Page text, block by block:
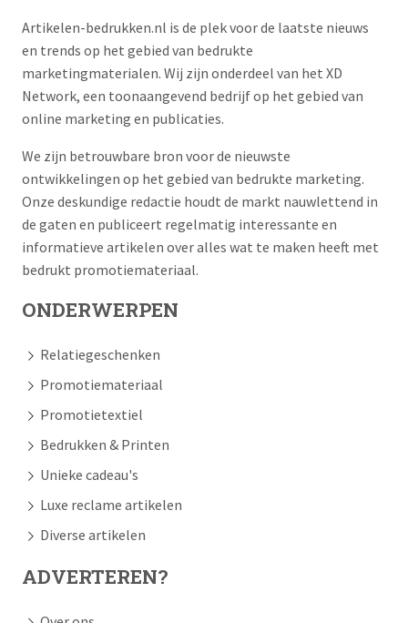
Artikelen-bedrukken.nl is de plek voor de laatste nieuws
en trends op het gebied van bedrukte
marketingmaterialen. Wij zijn onderdeel van het XD
Network, een toonaangevend bedrijf op het gebied van
online marketing en publicaties.
We zijn betrouwbare bron voor de nieuwste
ontwikkelingen op het gebied van bedrukte marketing.
Onze deskundige redactie houdt de markt nauwlettend in
de gaten en publiceert regelmatig interessante en
informatieve artikelen over alles wat te maken heeft met
bedrukt promotiemateriaal.
ONDERWERPEN
Relatiegeschenken
Promotiemateriaal
Promotietextiel
Bedrukken & Printen
Unieke cadeau's
Luxe reclame artikelen
Diverse artikelen
ADVERTEREN?